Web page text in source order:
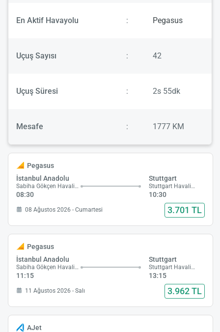
En Aktif Havayolu : Pegasus
Uçuş Sayısı : 42
Uçuş Süresi : 2s 55dk
Mesafe : 1777 KM
Pegasus
İstanbul Anadolu
Sabiha Gökçen Havalimanı
08:30
Stuttgart
Stuttgart Havalimanı
10:30
08 Ağustos 2026 - Cumartesi 3.701 TL
Pegasus
İstanbul Anadolu
Sabiha Gökçen Havalimanı
11:15
Stuttgart
Stuttgart Havalimanı
13:15
11 Ağustos 2026 - Salı 3.962 TL
AJet